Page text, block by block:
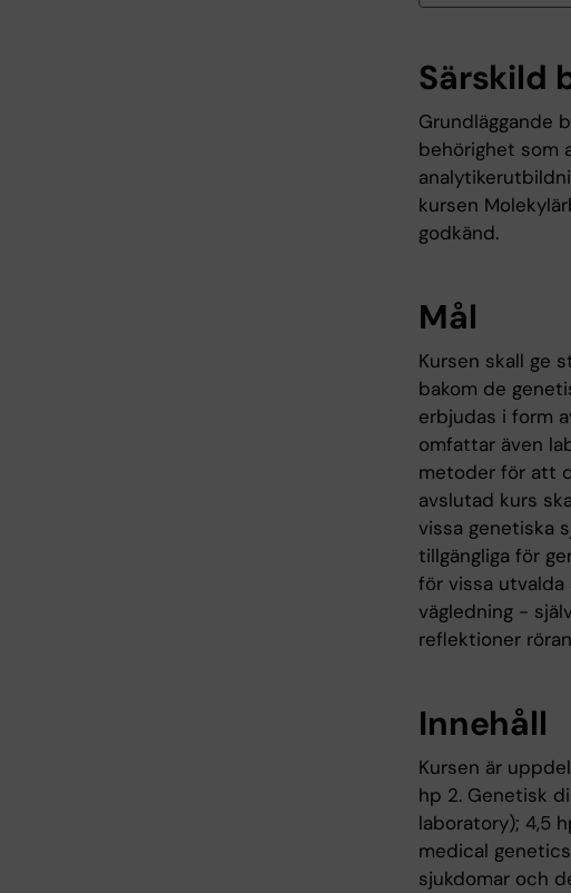
Särskild
Grundläggande
behörighet som
kursen
godkänd.
Mål
Kursen skall ge
bakom de
erbjudas i form
omfattar även
metoder för att
avslutad kurs
vissa genetiska
tillgängliga för
för vissa
vägledning -
reflektioner
Innehåll
Kursen är
hp 2. Genetisk
laboratory); 4,5
medical
sjukdomar och